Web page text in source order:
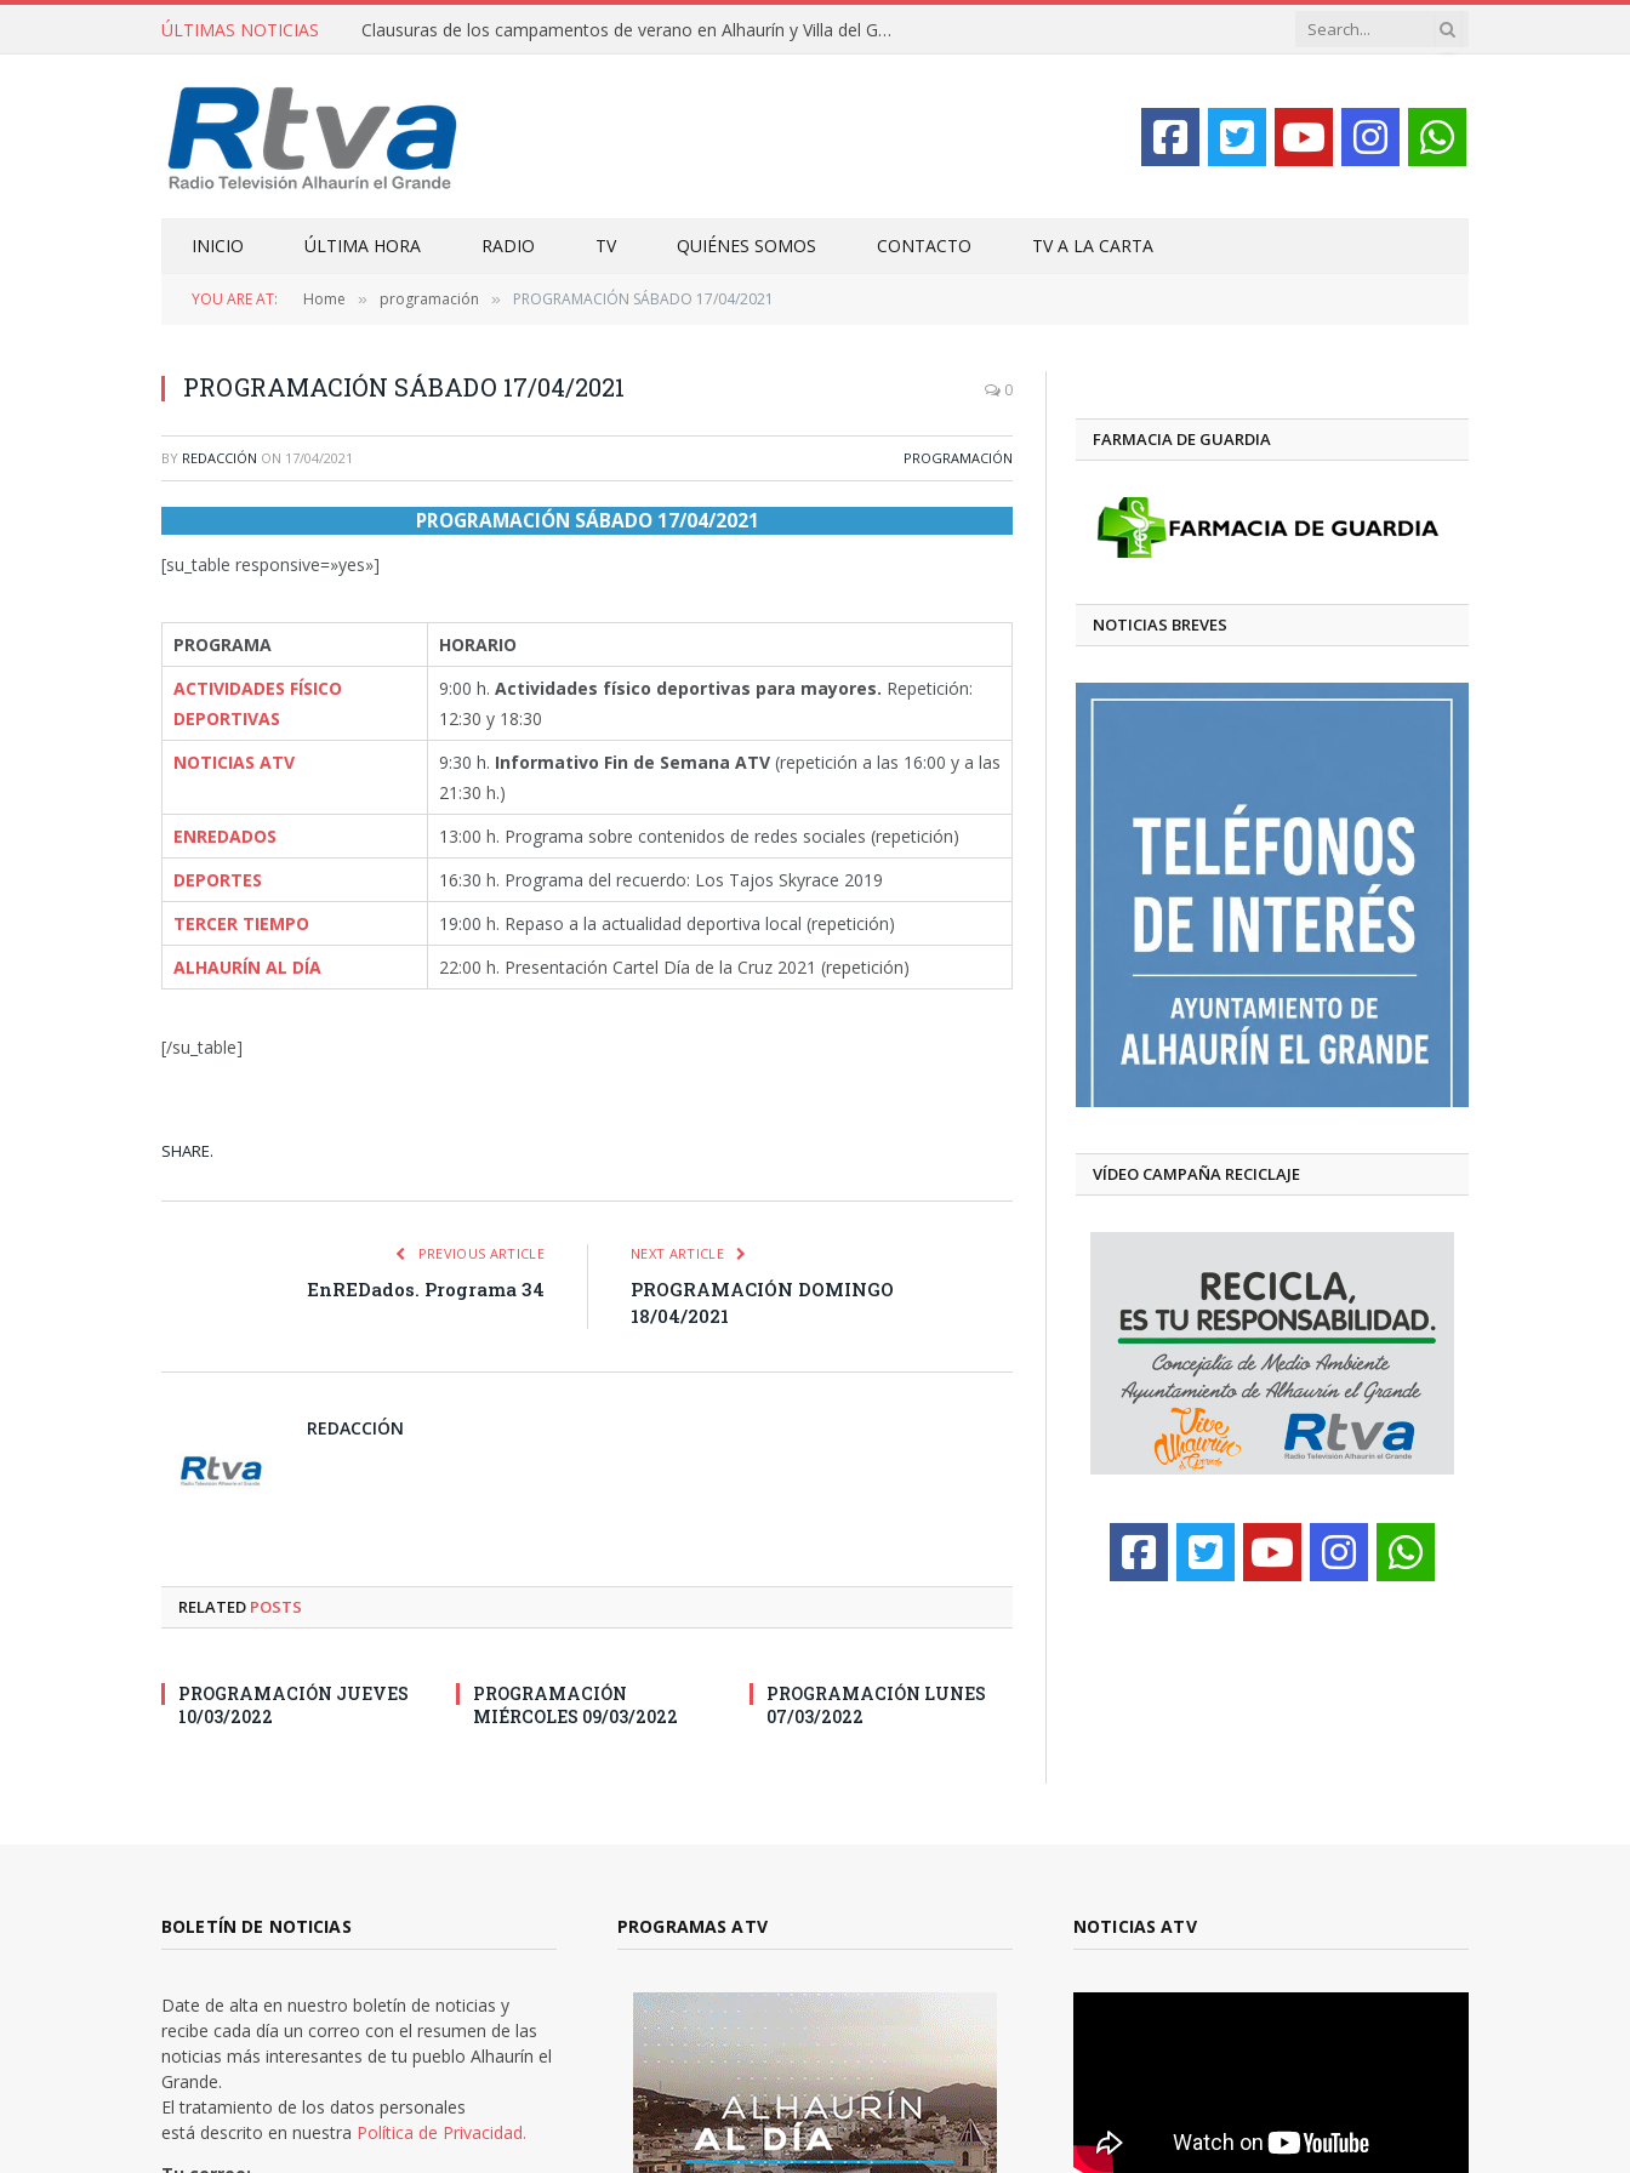
ÚLTIMAS NOTICIAS Clausuras de los campamentos de verano en Alhaurín y Villa del Guadalhorce 2026
INICIO ÚLTIMA HORA RADIO TV QUIÉNES SOMOS CONTACTO TV A LA CARTA
YOU ARE AT: Home » programación » PROGRAMACIÓN SÁBADO 17/04/2021
PROGRAMACIÓN SÁBADO 17/04/2021 0
BY REDACCIÓN ON 17/04/2021 PROGRAMACIÓN
PROGRAMACIÓN SÁBADO 17/04/2021
[su_table responsive=»yes»]
PROGRAMA
HORARIO
ACTIVIDADES FÍSICO
DEPORTIVAS
9:00 h. Actividades físico deportivas para mayores. Repetición:
12:30 y 18:30
NOTICIAS ATV
9:30 h. Informativo Fin de Semana ATV (repetición a las 16:00 y a las
21:30 h.)
ENREDADOS
13:00 h. Programa sobre contenidos de redes sociales (repetición)
DEPORTES
16:30 h. Programa del recuerdo: Los Tajos Skyrace 2019
TERCER TIEMPO
19:00 h. Repaso a la actualidad deportiva local (repetición)
ALHAURÍN AL DÍA
22:00 h. Presentación Cartel Día de la Cruz 2021 (repetición)
[/su_table]
SHARE.
PREVIOUS ARTICLE
EnREDados. Programa 34
NEXT ARTICLE
PROGRAMACIÓN DOMINGO
18/04/2021
REDACCIÓN
RELATED POSTS
PROGRAMACIÓN JUEVES
10/03/2022
PROGRAMACIÓN
MIÉRCOLES 09/03/2022
PROGRAMACIÓN LUNES
07/03/2022
FARMACIA DE GUARDIA
NOTICIAS BREVES
VÍDEO CAMPAÑA RECICLAJE
BOLETÍN DE NOTICIAS
Date de alta en nuestro boletín de noticias y
recibe cada día un correo con el resumen de las
noticias más interesantes de tu pueblo Alhaurín el
Grande.
El tratamiento de los datos personales
está descrito en nuestra Política de Privacidad.
PROGRAMAS ATV NOTICIAS ATV